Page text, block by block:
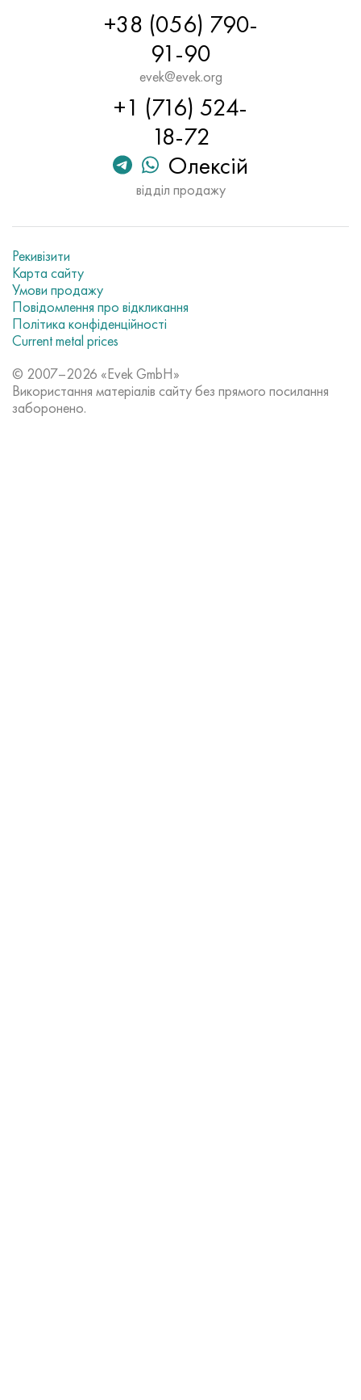
+38 (056) 790-
91-90
evek@evek.org
+1 (716) 524-
18-72
Олексій
відділ продажу
Рекивізити
Карта сайту
Умови продажу
Повідомлення про відкликання
Політика конфіденційності
Current metal prices
© 2007–2026 «Evek GmbH»
Використання матеріалів сайту без прямого посилання
заборонено.